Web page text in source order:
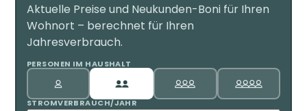
Aktuelle Preise und Neukunden-Boni für Ihren
Wohnort – berechnet für Ihren
Jahresverbrauch.
PERSONEN IM HAUSHALT
STROMVERBRAUCH/JAHR